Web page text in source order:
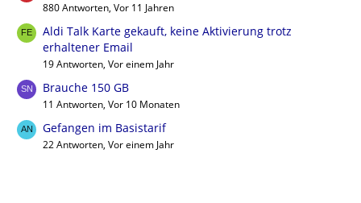
880 Antworten, Vor 11 Jahren
Aldi Talk Karte gekauft, keine Aktivierung trotz
erhaltener Email
19 Antworten, Vor einem Jahr
Brauche 150 GB
11 Antworten, Vor 10 Monaten
Gefangen im Basistarif
22 Antworten, Vor einem Jahr